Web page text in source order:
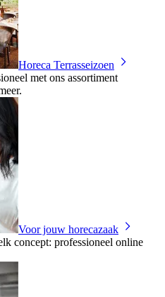
Horeca Terrasseizoen
met ons assortiment
Voor jouw horecazaak
concept: professioneel online